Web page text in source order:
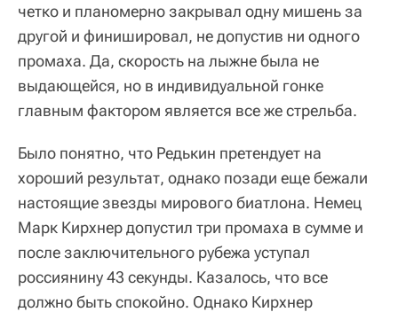
четко и планомерно закрывал одну мишень за
другой и финишировал, не допустив ни одного
промаха. Да, скорость на лыжне была не
выдающейся, но в индивидуальной гонке
главным фактором является все же стрельба.
Было понятно, что Редькин претендует на
хороший результат, однако позади еще бежали
настоящие звезды мирового биатлона. Немец
Марк Кирхнер допустил три промаха в сумме и
после заключительного рубежа уступал
россиянину 43 секунды. Казалось, что все
должно быть спокойно. Однако Кирхнер